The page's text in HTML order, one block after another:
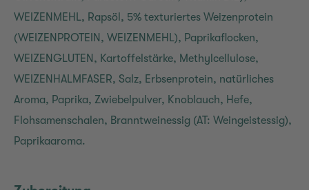
WEIZENMEHL, Rapsöl, 5% texturiertes Weizenprotein
(WEIZENPROTEIN, WEIZENMEHL), Paprikaflocken,
WEIZENGLUTEN, Kartoffelstärke, Methylcellulose,
WEIZENHALMFASER, Salz, Erbsenprotein, natürliches
Aroma, Paprika, Zwiebelpulver, Knoblauch, Hefe,
Flohsamenschalen, Branntweinessig (AT: Weingeistessig),
Paprikaaroma.